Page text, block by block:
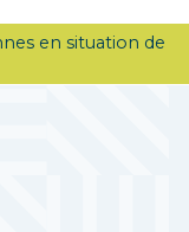
en situation de